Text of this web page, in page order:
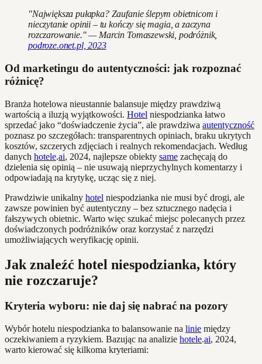
"Największa pułapka? Zaufanie ślepym obietnicom i
nieczytanie opinii – tu kończy się magia, a zaczyna
rozczarowanie." — Marcin Tomaszewski, podróżnik,
podroze.onet.pl, 2023
Od marketingu do autentyczności: jak rozpoznać
różnicę?
Branża hotelowa nieustannie balansuje między prawdziwą
wartością a iluzją wyjątkowości. Hotel niespodzianka łatwo
sprzedać jako “doświadczenie życia”, ale prawdziwa autentyczność
poznasz po szczegółach: transparentnych opiniach, braku ukrytych
kosztów, szczerych zdjęciach i realnych rekomendacjach. Według
danych hotele.ai, 2024, najlepsze obiekty same zachęcają do
dzielenia się opinią – nie usuwają nieprzychylnych komentarzy i
odpowiadają na krytykę, ucząc się z niej.
Prawdziwie unikalny hotel niespodzianka nie musi być drogi, ale
zawsze powinien być autentyczny – bez sztucznego nadęcia i
fałszywych obietnic. Warto więc szukać miejsc polecanych przez
doświadczonych podróżników oraz korzystać z narzędzi
umożliwiających weryfikację opinii.
Jak znaleźć hotel niespodzianka, który
nie rozczaruje?
Kryteria wyboru: nie daj się nabrać na pozory
Wybór hotelu niespodzianka to balansowanie na linie między
oczekiwaniem a ryzykiem. Bazując na analizie hotele.ai, 2024,
warto kierować się kilkoma kryteriami: